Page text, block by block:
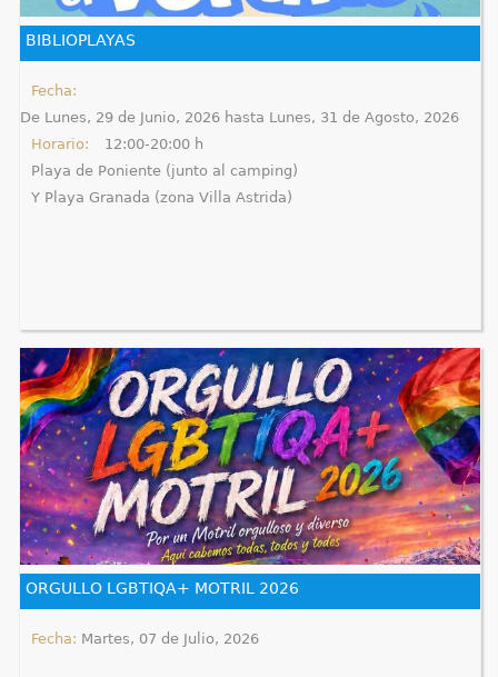
u
í
BIBLIOPLAYAS
Fecha:
De Lunes, 29 de Junio, 2026hasta Lunes, 31 de Agosto, 2026
Horario:
12:00-20:00 h
Playa de Poniente (junto al camping)
Y Playa Granada (zona Villa Astrida)
ORGULLO LGBTIQA+ MOTRIL 2026
Fecha: Martes, 07 de Julio, 2026